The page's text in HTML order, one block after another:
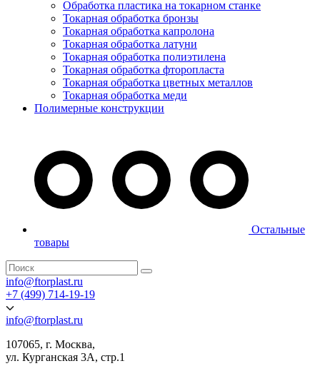
Обработка пластика на токарном станке
Токарная обработка бронзы
Токарная обработка капролона
Токарная обработка латуни
Токарная обработка полиэтилена
Токарная обработка фторопласта
Токарная обработка цветных металлов
Токарная обработка меди
Полимерные конструкции
Остальные
товары
info@ftorplast.ru
+7 (499) 714-19-19
info@ftorplast.ru
107065, г. Москва,
ул. Курганская 3А, стр.1